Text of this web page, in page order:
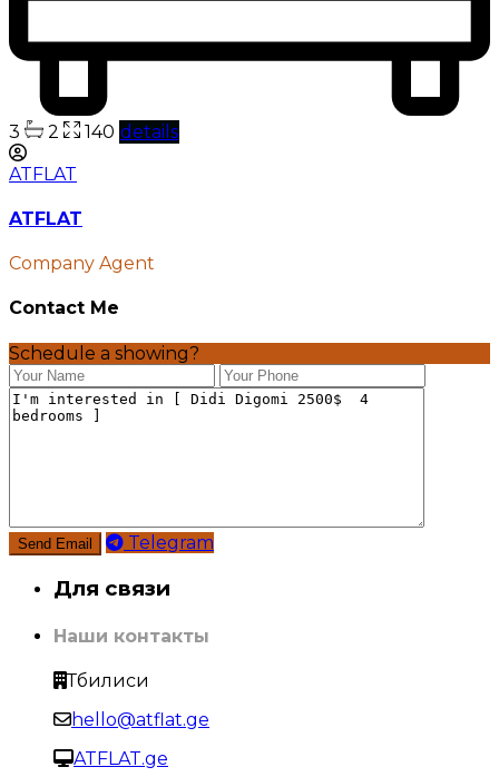
3 2 140 details
ATFLAT
ATFLAT
Company Agent
Contact Me
Schedule a showing?
Telegram
Для связи
Наши контакты
Тбилиси
hello@atflat.ge
ATFLAT.ge